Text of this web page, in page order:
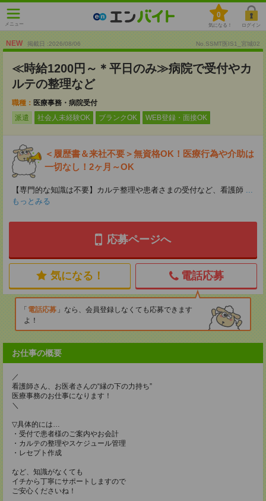
メニュー
0
気になる！ ログイン
NEW 掲載日 :2026/08/06 No.SSMT医IS1_宮城02
≪時給1200円～＊平日のみ≫病院で受付やカ
ルテの整理など
職種： 医療事務・病院受付
派遣
社会人未経験OK ブランクOK WEB登録・面接OK
＜履歴書＆来社不要＞無資格OK！医療行為や介助は
一切なし！2ヶ月～OK
【専門的な知識は不要】カルテ整理や患者さまの受付など、看護師 ...
もっとみる
応募ページへ
気になる！ 電話応募
電話応募
なら、会員登録しなくても応募できます
よ！
お仕事の概要
／
看護師さん、お医者さんの“縁の下の力持ち”
医療事務のお仕事になります！
＼
▽具体的には…
・受付で患者様のご案内やお会計
・カルテの整理やスケジュール管理
・レセプト作成
など、知識がなくても
イチから丁寧にサポートしますので
ご安心くださいね！